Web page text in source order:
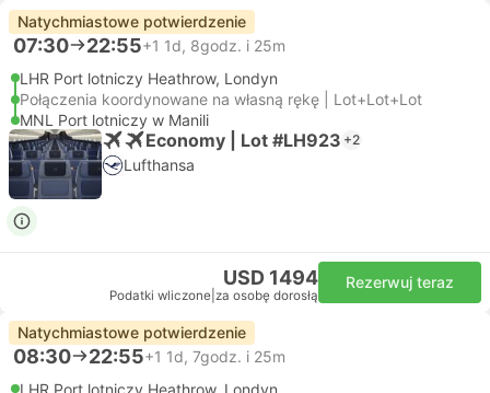
Natychmiastowe potwierdzenie
07:30 22:55+1 1d, 8godz. i 25m
LHR Port lotniczy Heathrow, Londyn
Połączenia koordynowane na własną rękę | Lot+Lot+Lot
MNL Port lotniczy w Manili
Economy | Lot #LH923 +2
Lufthansa
USD 1494
Podatki wliczone za osobę dorosłą
Rezerwuj teraz
Natychmiastowe potwierdzenie
08:30 22:55+1 1d, 7godz. i 25m
LHR Port lotniczy Heathrow, Londyn